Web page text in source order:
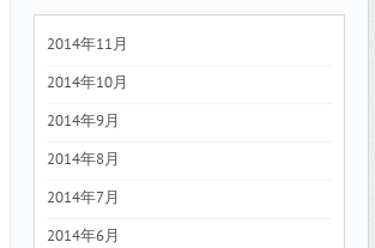
2014年11月
2014年10月
2014年9月
2014年8月
2014年7月
2014年6月